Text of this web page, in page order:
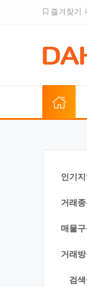
즐겨찾기
인기
거래
매물
거래
검